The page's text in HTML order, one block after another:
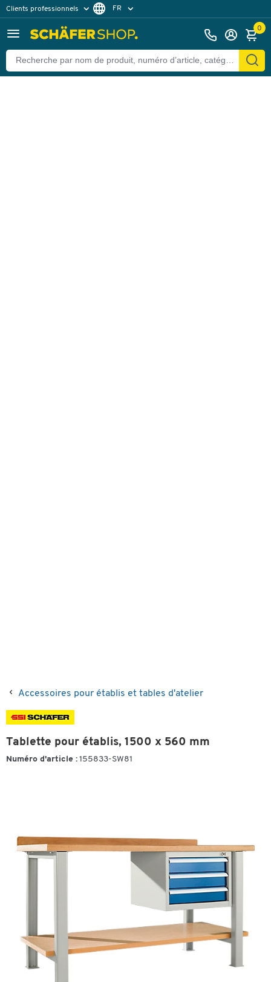
Clients professionnels
Clients particuliers
FR
0
Accessoires pour établis et tables d'atelier
Tablette pour établis, 1500 x 560 mm
Numéro d'article : 155833-SW81
Retour